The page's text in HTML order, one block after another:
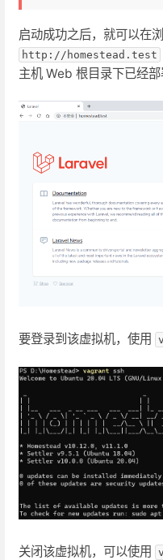
启动成功之后，就可以在
http://homestead.test
主机 Web 根目录下已经
要登录到该虚拟机，使用
关闭该虚拟机，可以使用